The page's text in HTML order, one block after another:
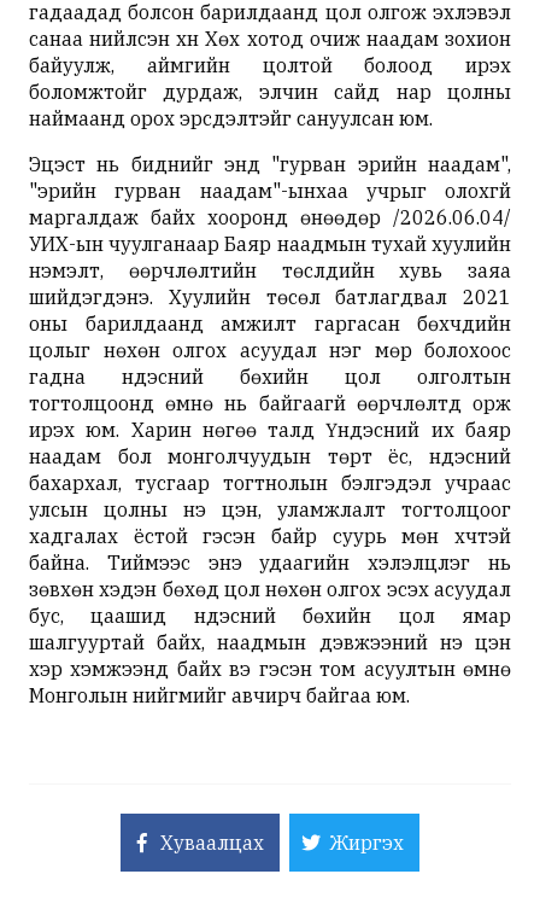
гадаадад болсон барилдаанд цол олгож эхлэвэл
санаа нийлсэн хүн Хөх хотод очиж наадам зохион
байуулж, аймгийн цолтой болоод ирэх
боломжтойг дурдаж, элчин сайд нар цолны
наймаанд орох эрсдэлтэйг сануулсан юм.
Эцэст нь биднийг энд "гурван эрийн наадам",
"эрийн гурван наадам"-ынхаа учрыг олохгүй
маргалдаж байх хооронд өнөөдөр /2026.06.04/
УИХ-ын чуулганаар Баяр наадмын тухай хуулийн
нэмэлт, өөрчлөлтийн төслүүдийн хувь заяа
шийдэгдэнэ. Хуулийн төсөл батлагдвал 2021
оны барилдаанд амжилт гаргасан бөхчүүдийн
цолыг нөхөн олгох асуудал нэг мөр болохоос
гадна үндэсний бөхийн цол олголтын
тогтолцоонд өмнө нь байгаагүй өөрчлөлтүүд орж
ирэх юм. Харин нөгөө талд Үндэсний их баяр
наадам бол монголчуудын төрт ёс, үндэсний
бахархал, тусгаар тогтнолын бэлгэдэл учраас
улсын цолны үнэ цэн, уламжлалт тогтолцоог
хадгалах ёстой гэсэн байр суурь мөн хүчтэй
байна. Тиймээс энэ удаагийн хэлэлцүүлэг нь
зөвхөн хэдэн бөхөд цол нөхөн олгох эсэх асуудал
бус, цаашид үндэсний бөхийн цол ямар
шалгууртай байх, наадмын дэвжээний үнэ цэн
хэр хэмжээнд байх вэ гэсэн том асуултын өмнө
Монголын нийгмийг авчирч байгаа юм.
Хуваалцах Жиргэх